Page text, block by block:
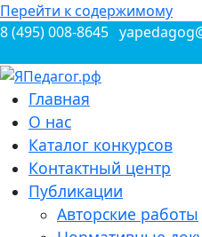
Перейти к содержимому
8 (495) 008-8645
ЯПедагог.рф
Всероссийские конкурсы для
Главная
О нас
Каталог конкурсов
Контактный центр
Публикации
Авторские работы